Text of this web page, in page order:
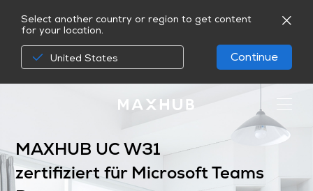
Select another country or region to get content
for your location.
United States Continue
MAXHUB UC W31
zertifiziert für Microsoft Teams